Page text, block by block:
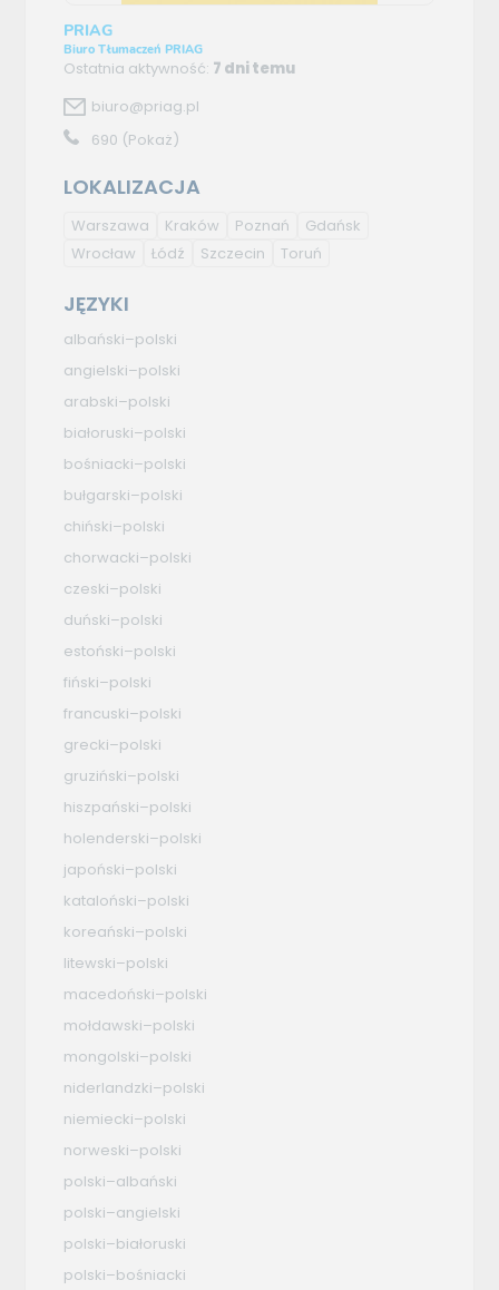
PRIAG
Biuro Tłumaczeń PRIAG
Ostatnia aktywność: 7 dni temu
biuro@priag.pl
690 (Pokaż)
LOKALIZACJA
Warszawa Kraków Poznań
Gdańsk
Wrocław
Łódź Szczecin Toruń
JĘZYKI
albański–polski
angielski–polski
arabski–polski
białoruski–polski
bośniacki–polski
bułgarski–polski
chiński–polski
chorwacki–polski
czeski–polski
duński–polski
estoński–polski
fiński–polski
francuski–polski
grecki–polski
gruziński–polski
hiszpański–polski
holenderski–polski
japoński–polski
kataloński–polski
koreański–polski
litewski–polski
macedoński–polski
mołdawski–polski
mongolski–polski
niderlandzki–polski
niemiecki–polski
norweski–polski
polski–albański
polski–angielski
polski–białoruski
polski–bośniacki